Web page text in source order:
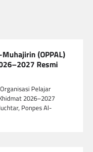
(OPPAL)
Resmi
Pelajar
2026–2027
Ponpes Al-